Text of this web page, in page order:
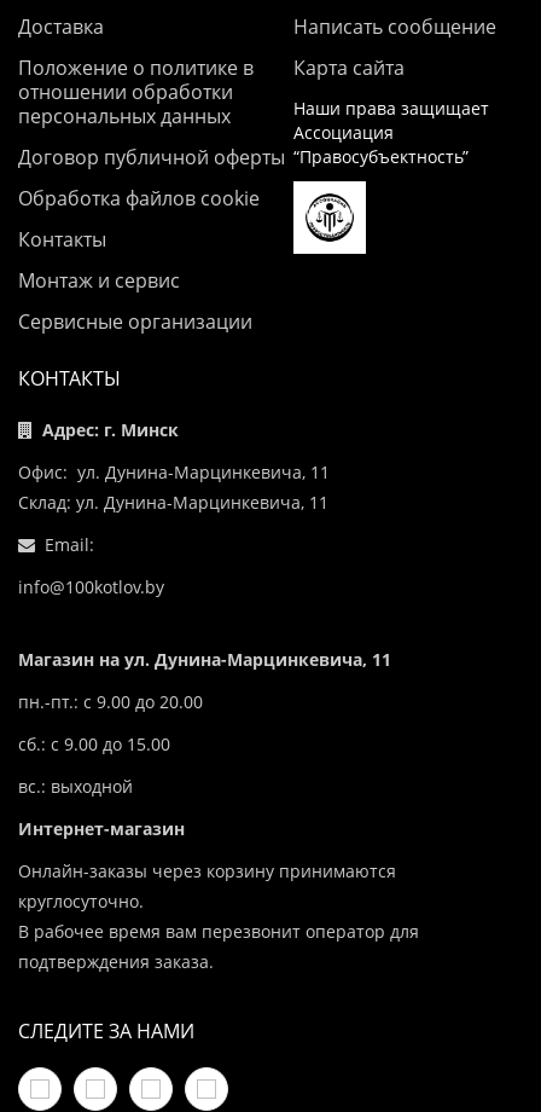
Доставка
Положение о политике в
отношении обработки
персональных данных
Договор публичной оферты
Обработка файлов cookie
Контакты
Монтаж и сервис
Сервисные организации
Написать сообщение
Карта сайта
Наши права защищает
Ассоциация
“Правосубъектность”
КОНТАКТЫ
Адрес: г. Минск
Офис: ул. Дунина-Марцинкевича, 11
Склад: ул. Дунина-Марцинкевича, 11
Email:
info@100kotlov.by
Магазин на ул. Дунина-Марцинкевича, 11
пн.-пт.: с 9.00 до 20.00
сб.: с 9.00 до 15.00
вс.: выходной
Интернет-магазин
Онлайн-заказы через корзину принимаются
круглосуточно.
В рабочее время вам перезвонит оператор для
подтверждения заказа.
СЛЕДИТЕ ЗА НАМИ